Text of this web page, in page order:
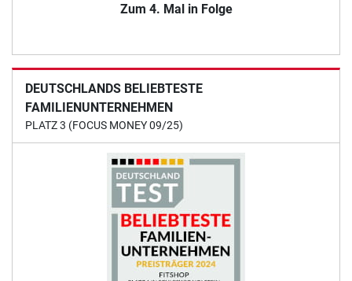
Zum 4. Mal in Folge
DEUTSCHLANDS BELIEBTESTE
FAMILIENUNTERNEHMEN
PLATZ 3 (FOCUS MONEY 09/25)